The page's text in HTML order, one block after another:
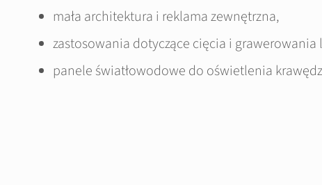
mała architektura i reklama zewnętrzna,
zastosowania dotyczące cięcia i grawerowania
panele światłowodowe do oświetlenia